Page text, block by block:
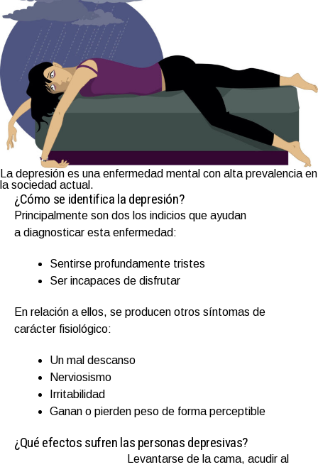
La depresión es una enfermedad mental con alta prevalencia en
la sociedad actual.
¿Cómo se identifica la depresión?
Principalmente son dos los indicios que ayudan
a diagnosticar esta enfermedad:
Sentirse profundamente tristes
Ser incapaces de disfrutar
En relación a ellos, se producen otros síntomas de
carácter fisiológico:
Un mal descanso
Nerviosismo
Irritabilidad
Ganan o pierden peso de forma perceptible
¿Qué efectos sufren las personas depresivas?
Levantarse de la cama, acudir al